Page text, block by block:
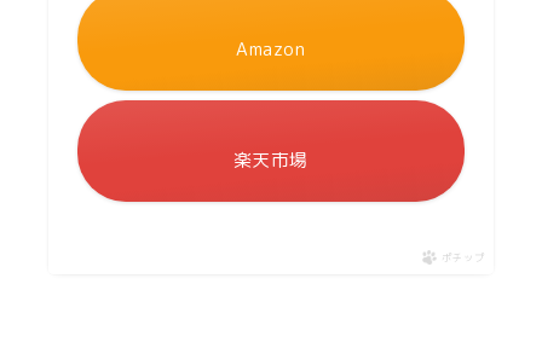
Amazon
楽天市場
ポチップ